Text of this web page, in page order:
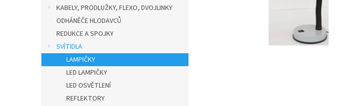
KABELY, PRODLUŽKY, FLEXO, DVOJLINKY
ODHÁNĚČE HLODAVCŮ
REDUKCE A SPOJKY
SVÍTIDLA
LAMPIČKY
LED LAMPIČKY
LED OSVĚTLENÍ
REFLEKTORY